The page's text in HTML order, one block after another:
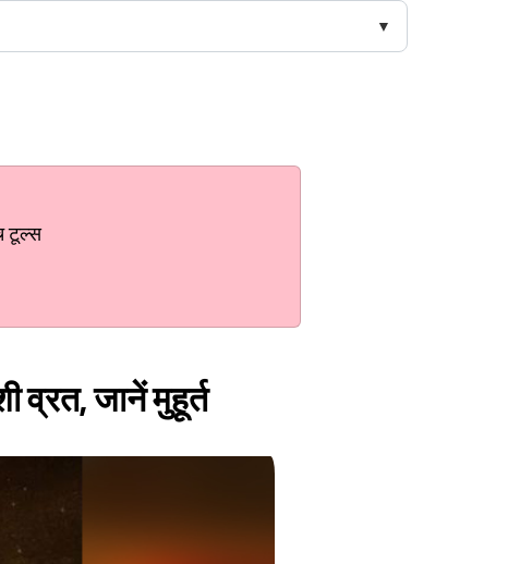
टूल्स
व्रत, जानें मुहूर्त